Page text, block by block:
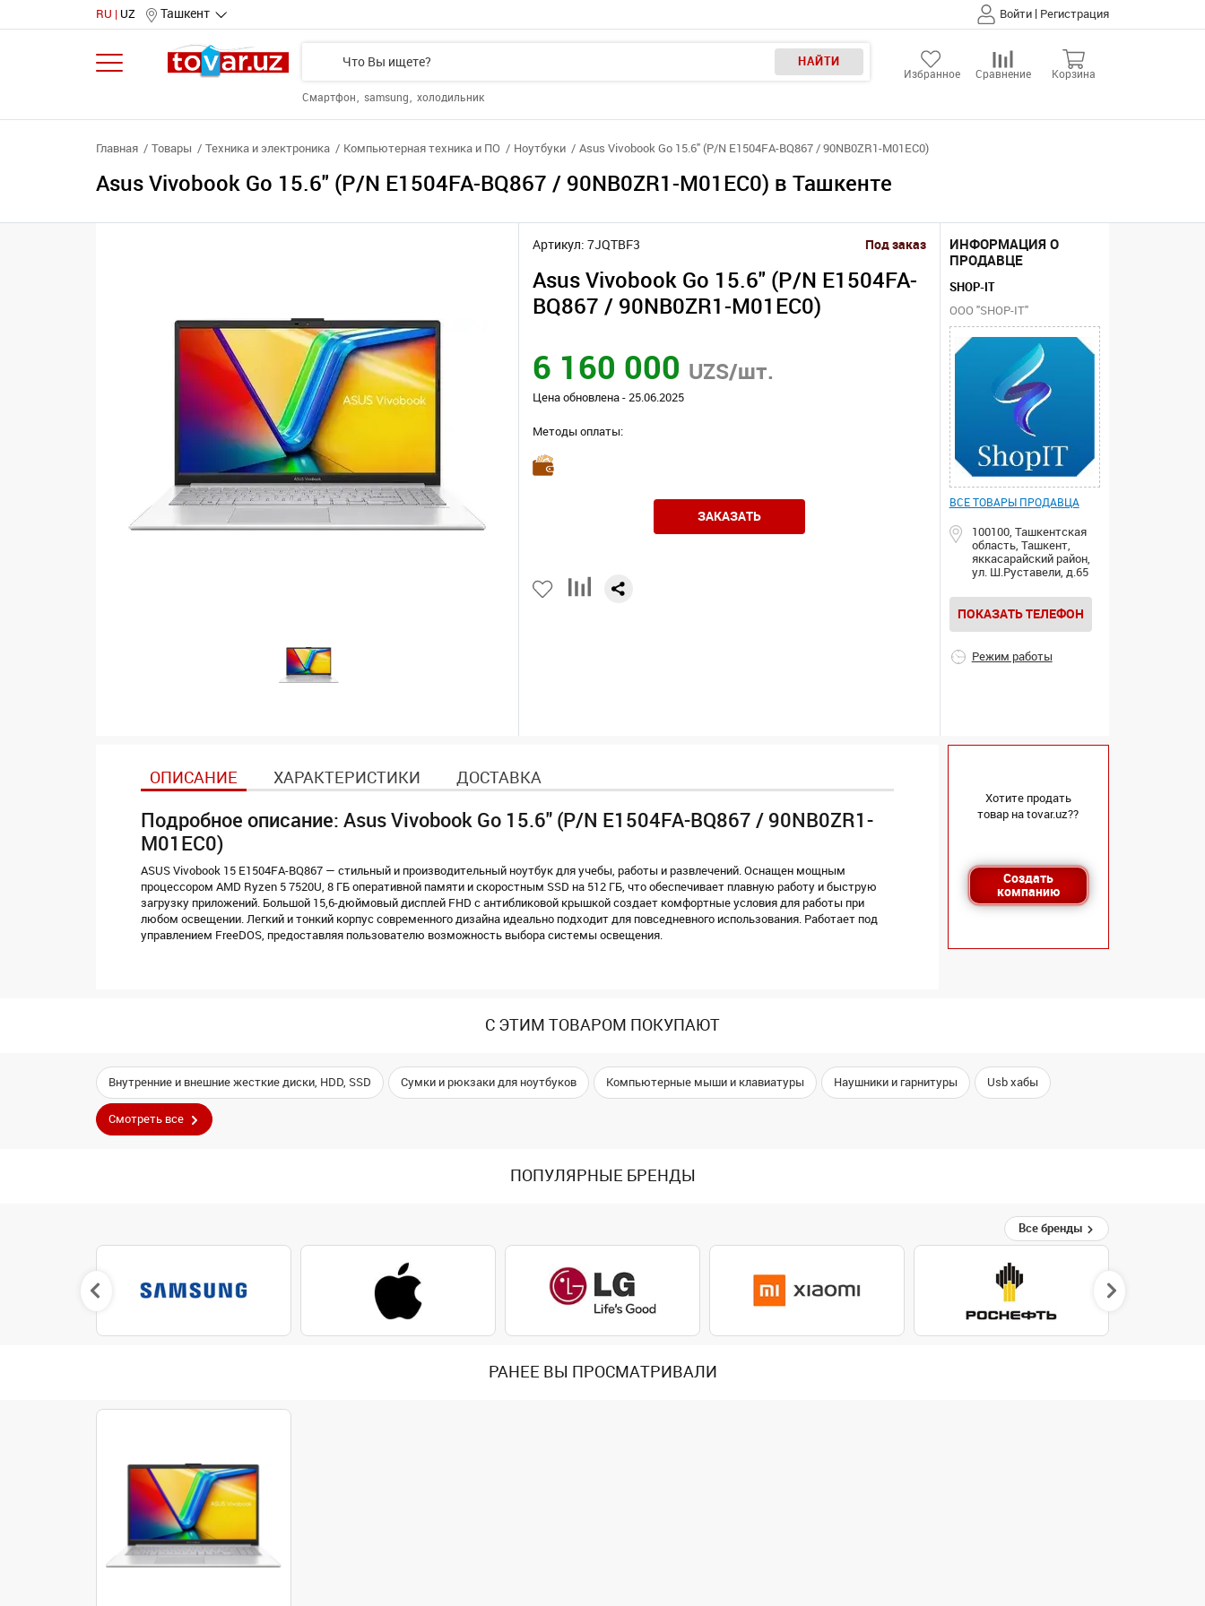
RU UZ Ташкент Войти | Регистрация
НАЙТИ
Смартфон samsung холодильник
Избранное Сравнение Корзина
Главная Товары Техника и электроника Компьютерная техника и ПО Ноутбуки Asus Vivobook Go 15.6" (P/N E1504FA-BQ867 / 90NB0ZR1-M01EC0)
Asus Vivobook Go 15.6" (P/N E1504FA-BQ867 / 90NB0ZR1-M01EC0) в Ташкенте
Артикул: 7JQTBF3 Под заказ
Asus Vivobook Go 15.6" (P/N E1504FA-
BQ867 / 90NB0ZR1-M01EC0)
6 160 000 UZS/шт.
Цена обновлена - 25.06.2025
Методы оплаты:
ЗАКАЗАТЬ
ИНФОРМАЦИЯ О
ПРОДАВЦЕ
SHOP-IT
ООО "SHOP-IT"
ВСЕ ТОВАРЫ ПРОДАВЦА
100100, Ташкентская
область, Ташкент,
яккасарайский район,
ул. Ш.Руставели, д.65
ПОКАЗАТЬ ТЕЛЕФОН
Режим работы
ОПИСАНИЕ ХАРАКТЕРИСТИКИ ДОСТАВКА
Подробное описание: Asus Vivobook Go 15.6" (P/N E1504FA-BQ867 / 90NB0ZR1-
M01EC0)
ASUS Vivobook 15 E1504FA-BQ867 — стильный и производительный ноутбук для учебы, работы и развлечений. Оснащен мощным
процессором AMD Ryzen 5 7520U, 8 ГБ оперативной памяти и скоростным SSD на 512 ГБ, что обеспечивает плавную работу и быструю
загрузку приложений. Большой 15,6-дюймовый дисплей FHD с антибликовой крышкой создает комфортные условия для работы при
любом освещении. Легкий и тонкий корпус современного дизайна идеально подходит для повседневного использования. Работает под
управлением FreeDOS, предоставляя пользователю возможность выбора системы освещения.
Хотите продать
товар на tovar.uz??
Создать
компанию
С ЭТИМ ТОВАРОМ ПОКУПАЮТ
Внутренние и внешние жесткие диски, HDD, SSD Сумки и рюкзаки для ноутбуков Компьютерные мыши и клавиатуры Наушники и гарнитуры Usb хабы
Смотреть все
ПОПУЛЯРНЫЕ БРЕНДЫ
Все бренды
РАНЕЕ ВЫ ПРОСМАТРИВАЛИ